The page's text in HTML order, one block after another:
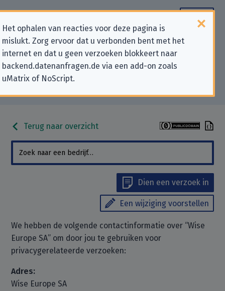
Het ophalen van reacties voor deze pagina is
mislukt. Zorg ervoor dat u verbonden bent met het
internet en dat u geen verzoeken blokkeert naar
backend.datenanfragen.de via een add-on zoals
uMatrix of NoScript.
Contactgegevens voor
privacygerelateerde verzoeken
aan “Wise Europe SA”
Terug naar overzicht
Dien een verzoek in
Een wijziging voorstellen
We hebben de volgende contactinformatie over “Wise
Europe SA” om door jou te gebruiken voor
privacygerelateerde verzoeken:
Adres:
Wise Europe SA